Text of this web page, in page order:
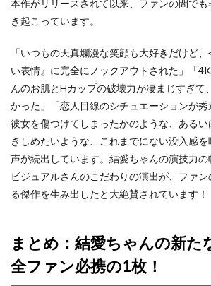
本作がリリースされて以来、ファンの間で
き起こっています。
「いつもの天真爛漫な笑顔も大好きだけど
い表情』に完全にノックアウトされた」「
んのお肌とHカップの破壊力が凄まじすぎて
かった」「恋人目線のシチュエーションが
彼女を傷つけてしまったかのような、ある
きしめたいような、これまでにない没入感
声が続出しています。結愛ちゃんの演技力
ビジュアルさんのこだわりの演出が、ファン
る傑作を生み出したと大絶賛されています！
まとめ：結愛ちゃんの新た
全ファン必携の1枚！